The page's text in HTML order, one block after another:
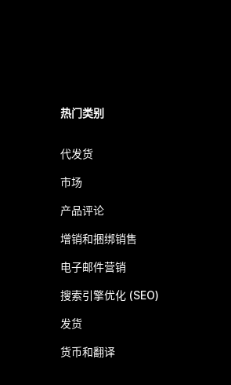
热门类别
代发货
市场
产品评论
增销和捆绑销售
电子邮件营销
搜索引擎优化 (SEO)
发货
货币和翻译